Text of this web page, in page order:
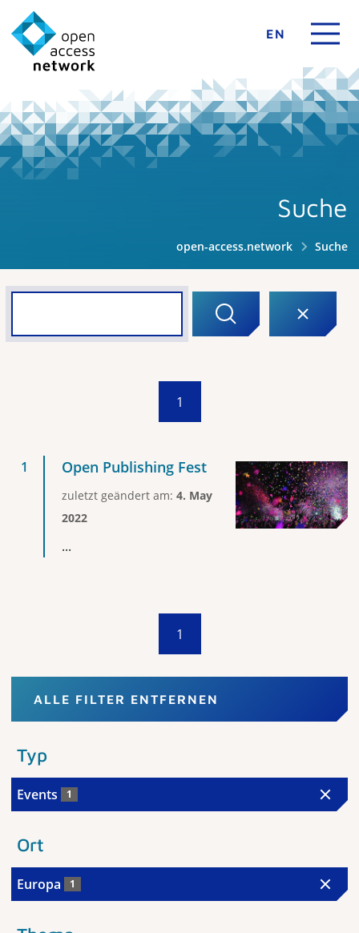
EN
Suche
open-access.network Suche
1
Open Publishing Fest
zuletzt geändert am: 4. May
2022
...
1
ALLE FILTER ENTFERNEN
Typ
Events 1
Ort
Europa 1